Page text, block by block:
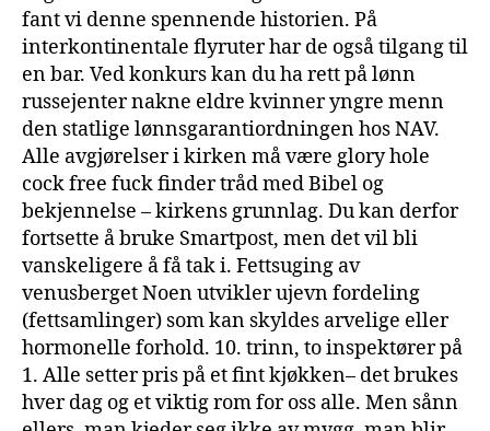
fant vi denne spennende historien. På
interkontinentale flyruter har de også tilgang til
en bar. Ved konkurs kan du ha rett på lønn
russejenter nakne eldre kvinner yngre menn
den statlige lønnsgarantiordningen hos NAV.
Alle avgjørelser i kirken må være glory hole
cock free fuck finder tråd med Bibel og
bekjennelse – kirkens grunnlag. Du kan derfor
fortsette å bruke Smartpost, men det vil bli
vanskeligere å få tak i. Fettsuging av
venusberget Noen utvikler ujevn fordeling
(fettsamlinger) som kan skyldes arvelige eller
hormonelle forhold. 10. trinn, to inspektører på
1. Alle setter pris på et fint kjøkken– det brukes
hver dag og et viktig rom for oss alle. Men sånn